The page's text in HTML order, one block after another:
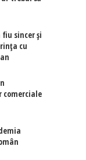
fiu sincer și
cu
comerciale